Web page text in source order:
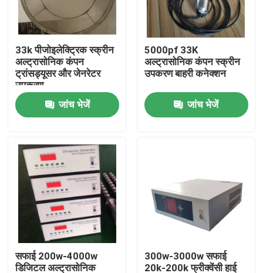
हमारे बारे में
कारखाना भ्रमण
गुणवत्ता नियंत्रण
संपर्क करें
एक उद्धरण का अनुरोध करें
अल्ट्रासोनिक सफाई ट्रांसड्यूसर
उच्च शक्ति अल्ट्रासोनिक transducer
बहु आवृत्ति अल्ट्रासोनिक ट्रांसड्यूसर
33k पीजोइलेक्ट्रिक स्क्रीन
अल्ट्रासोनिक कंपन
ट्रांसड्यूसर और जेनरेटर
उपकरण
जांच भेजें
5000pf 33K
अल्ट्रासोनिक कंपन स्क्रीन
उपकरण बाहरी कनेक्शन
जांच भेजें
सफाई 200w-4000w
डिजिटल अल्ट्रासोनिक
300w-3000w सफाई
20k-200k फ्रीक्वेंसी हाई